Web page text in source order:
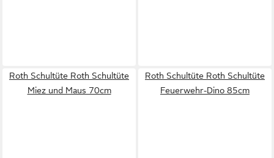
Roth Schultüte Roth Schultüte
Miez und Maus 70cm
Roth Schultüte Roth Schultüte
Feuerwehr-Dino 85cm